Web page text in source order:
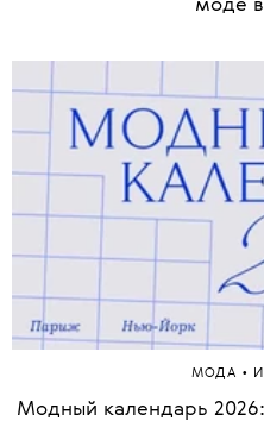
1
моде
МОДА •
Модный календарь